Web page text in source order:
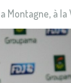
Montagne, à